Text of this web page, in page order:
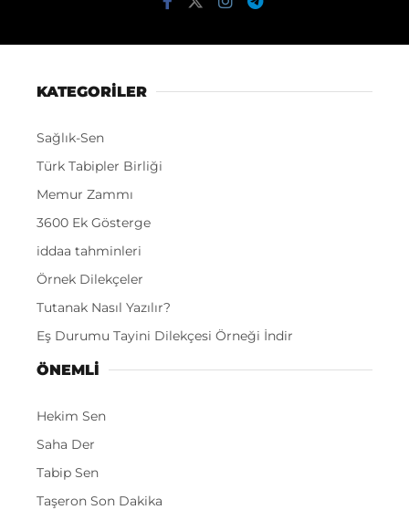
KATEGORİLER
Sağlık-Sen
Türk Tabipler Birliği
Memur Zammı
3600 Ek Gösterge
iddaa tahminleri
Örnek Dilekçeler
Tutanak Nasıl Yazılır?
Eş Durumu Tayini Dilekçesi Örneği İndir
ÖNEMLI
Hekim Sen
Saha Der
Tabip Sen
Taşeron Son Dakika